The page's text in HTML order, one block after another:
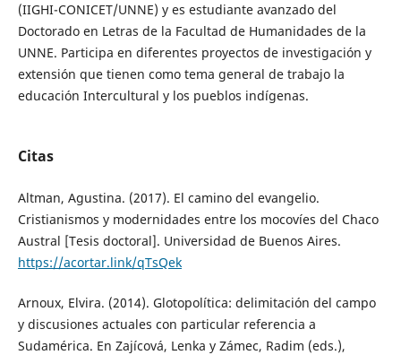
(IIGHI-CONICET/UNNE) y es estudiante avanzado del
Doctorado en Letras de la Facultad de Humanidades de la
UNNE. Participa en diferentes proyectos de investigación y
extensión que tienen como tema general de trabajo la
educación Intercultural y los pueblos indígenas.
Citas
Altman, Agustina. (2017). El camino del evangelio.
Cristianismos y modernidades entre los mocovíes del Chaco
Austral [Tesis doctoral]. Universidad de Buenos Aires.
https://acortar.link/qTsQek
Arnoux, Elvira. (2014). Glotopolítica: delimitación del campo
y discusiones actuales con particular referencia a
Sudamérica. En Zajícová, Lenka y Zámec, Radim (eds.),